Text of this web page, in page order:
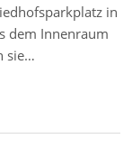
in
dem Innenraum
sie…